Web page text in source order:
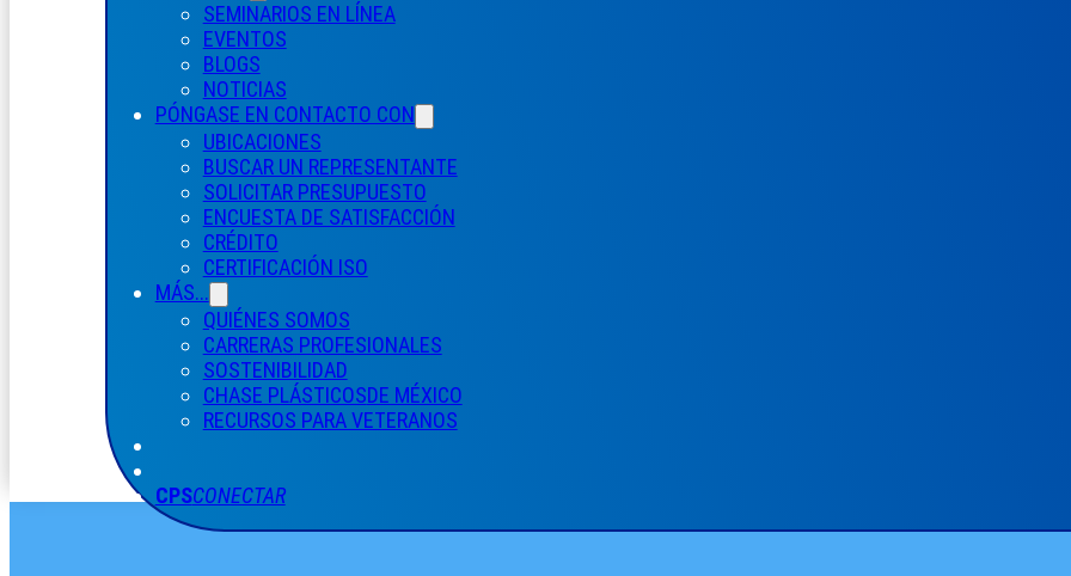
SEMINARIOS EN LÍNEA
EVENTOS
BLOGS
NOTICIAS
PÓNGASE EN CONTACTO CON
UBICACIONES
BUSCAR UN REPRESENTANTE
SOLICITAR PRESUPUESTO
ENCUESTA DE SATISFACCIÓN
CRÉDITO
CERTIFICACIÓN ISO
MÁS...
QUIÉNES SOMOS
CARRERAS PROFESIONALES
SOSTENIBILIDAD
CHASE PLÁSTICOSDE MÉXICO
RECURSOS PARA VETERANOS
CPSCONECTAR